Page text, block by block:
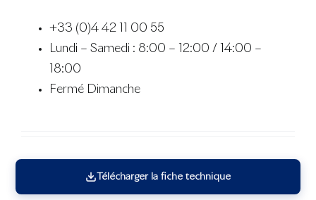
+33 (0)4 42 11 00 55
Lundi – Samedi : 8:00 – 12:00 / 14:00 –
18:00
Fermé Dimanche
Télécharger la fiche technique